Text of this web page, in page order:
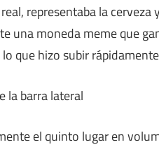
representaba la
una moneda meme que
que hizo subir
el quinto lugar en